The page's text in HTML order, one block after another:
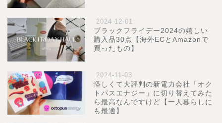
2024-12-01
ブラックフライデー2024の嬉しい
購入品30点【海外ECとAmazonで
買ったもの】
2024-11-03
怪しくて大評判の新電力会社「オク
トパスエナジー」に切り替えてみた
ら最高なんですけど【一人暮らしに
も最適】